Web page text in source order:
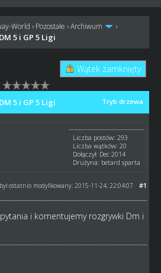
World › Pozostałe ›Archiwum ›
5 i GP 5 Ligi
Wątek zamknięty
Tryb drzewa
5 i GP 5 Ligi
Liczba postów: 293
Liczba wątków: 20
Dołączył: Dec 2014
Drużyna: betard sparta
#1
ostatnio modyfikowany: 2015-11-24, 22:04:07
i komentujemy rozgrywki Dm i